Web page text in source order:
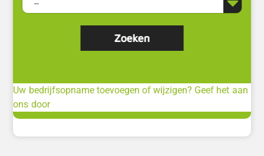
Uw bedrijfsopname toevoegen of wijzigen? Geef het aan
ons door